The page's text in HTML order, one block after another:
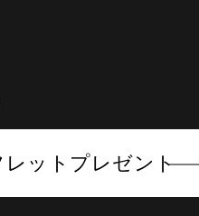
ットプレゼント